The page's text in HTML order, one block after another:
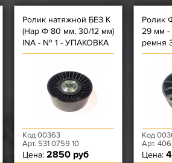
Ролик натяжной БЕЗ К
(Нар Ф 80 мм, 30/12 мм)
INA - № 1 - УПАКОВКА
INA. подшипник F-
Код 00363
Арт. 531 0759 10
Цена: 2850 руб
Ролик
29 мм -
ремня
Код
Арт.
Цена: